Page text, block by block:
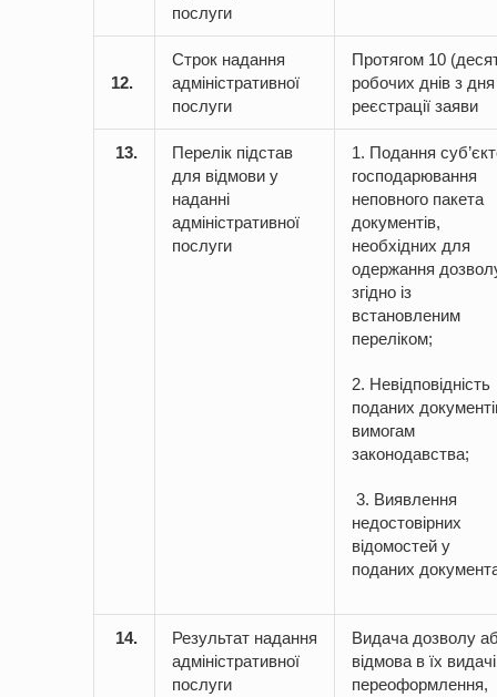
послуги
12.
Строк надання
адміністративної
послуги
Протягом 10
робочих днів з дня
реєстрації заяви
13.
Перелік підстав
для відмови у
наданні
адміністративної
послуги
1. Подання
господарювання
неповного пакета
документів,
необхідних для
одержання
згідно із
встановленим
переліком;
2. Невідповідність
поданих
вимогам
законодавства;
3. Виявлення
недостовірних
відомостей у
поданих
14.
Результат надання
адміністративної
послуги
Видача дозволу
відмова в їх
переоформлення,